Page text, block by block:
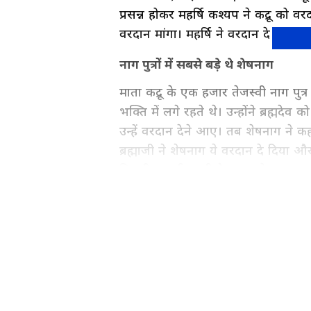
प्रसन्न होकर महर्षि कश्यप ने कद्रू को
वरदान मांगा। महर्षि ने वरदान दे
नाग पुत्रों में सबसे बड़े थे शेषनाग
माता कद्रू के एक हजार तेजस्वी नाग
भक्ति में लगे रहते थे। उन्होंने ब्रह्मदेव को
उन्हें वरदान देने आए। तब शेषनाग ने
ब्रह्माजी ने शेषनाग ये वरदान दे दिया